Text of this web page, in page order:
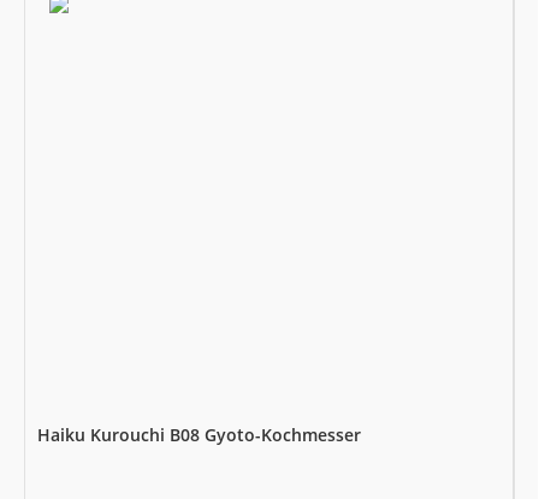
Haiku Kurouchi B08 Gyoto-Kochmesser